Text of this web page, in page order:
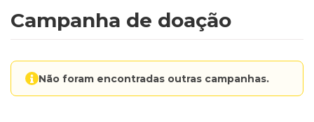
Campanha de doação
Não foram encontradas outras campanhas.